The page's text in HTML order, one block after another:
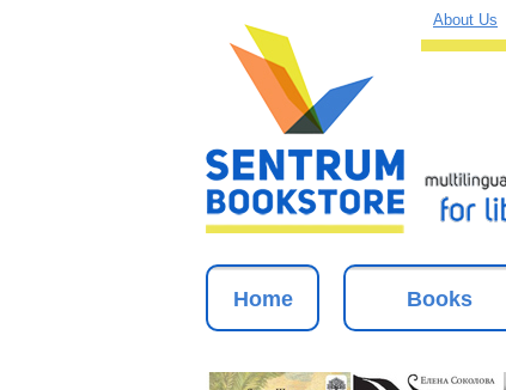
About Us
Home Books